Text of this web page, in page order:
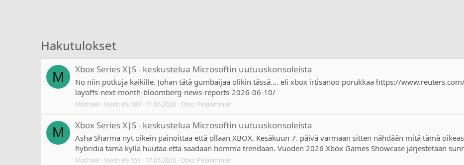
Hakutulokset
M Xbox Series X|S - keskustelua Microsoftin uutuuskonsoleista
No niin potkuja kaikille. Johan tätä gumbaijaa olikin tässä.... eli xbox irtisanoo porukkaa https://
layoffs-next-month-bloomberg-news-reports-2026-06-10/
Mathael Viesti #3 589 11.06.2026 Osio: Pelaaminen
M Xbox Series X|S - keskustelua Microsoftin uutuuskonsoleista
Asha Sharma nyt oikein painoittaa että ollaan XBOX. Kesäkuun 7. päivä varmaan sitten nähdään mitä tämä
hybridia tämä kyllä huutaa että saadaan homma trendaan. Vuoden 2026 Xbox Games Showcase järjestetään
Mathael Viesti #3 551 17.05.2026 Osio: Pelaaminen